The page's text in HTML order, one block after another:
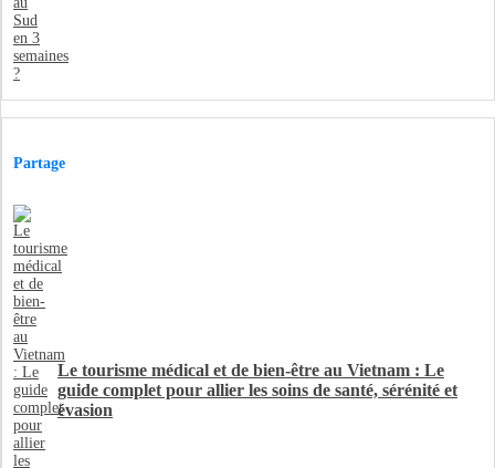
Partage
Le tourisme médical et de bien-être au Vietnam : Le
guide complet pour allier les soins de santé, sérénité et
évasion